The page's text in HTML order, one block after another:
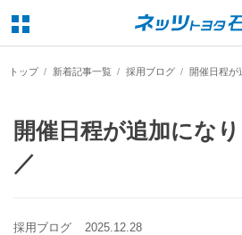
トップ 新着記事一覧 採用ブログ 開催日程が
開催日程が追加にな
／
採用ブログ 2025.12.28